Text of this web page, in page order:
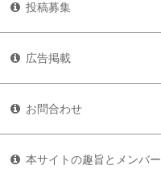
投稿募集
広告掲載
お問合わせ
本サイトの趣旨とメンバー